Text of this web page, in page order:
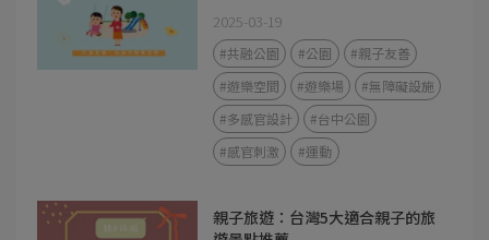
2025-03-19
#共融公園 #公園
#親子友善
#遊樂空間
#遊樂場
#無障礙設施
#多感官設計
#台中公園
#感官刺激
#運動
親子旅遊：台灣5大適合親子的旅